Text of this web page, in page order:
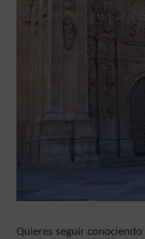
Quieres seguir conociendo